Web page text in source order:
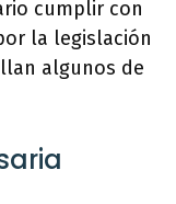
cumplir con
la legislación
algunos de